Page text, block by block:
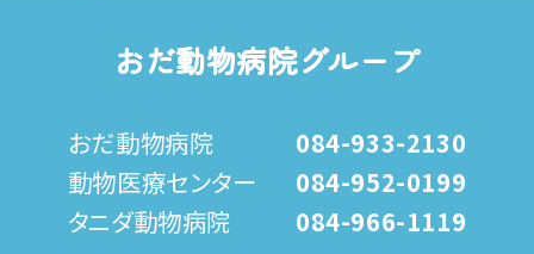
おだ動物病院グループ
おだ動物病院
084-933-2130
動物医療センター
084-952-0199
タニダ動物病院
084-966-1119